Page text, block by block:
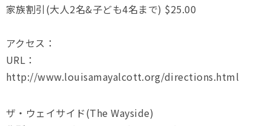
家族割引(大人2名&子ども4名まで) $25.00
アクセス：
URL：
http://www.louisamayalcott.org/directions.html
ザ・ウェイサイド(The Wayside)